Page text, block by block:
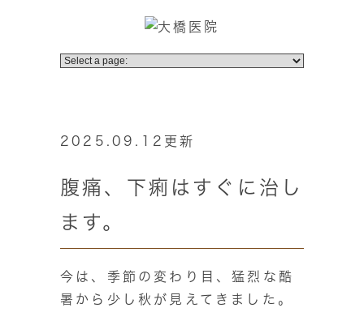
2025.09.12更新
腹痛、下痢はすぐに治し
ます。
今は、季節の変わり目、猛烈な酷
暑から少し秋が見えてきました。